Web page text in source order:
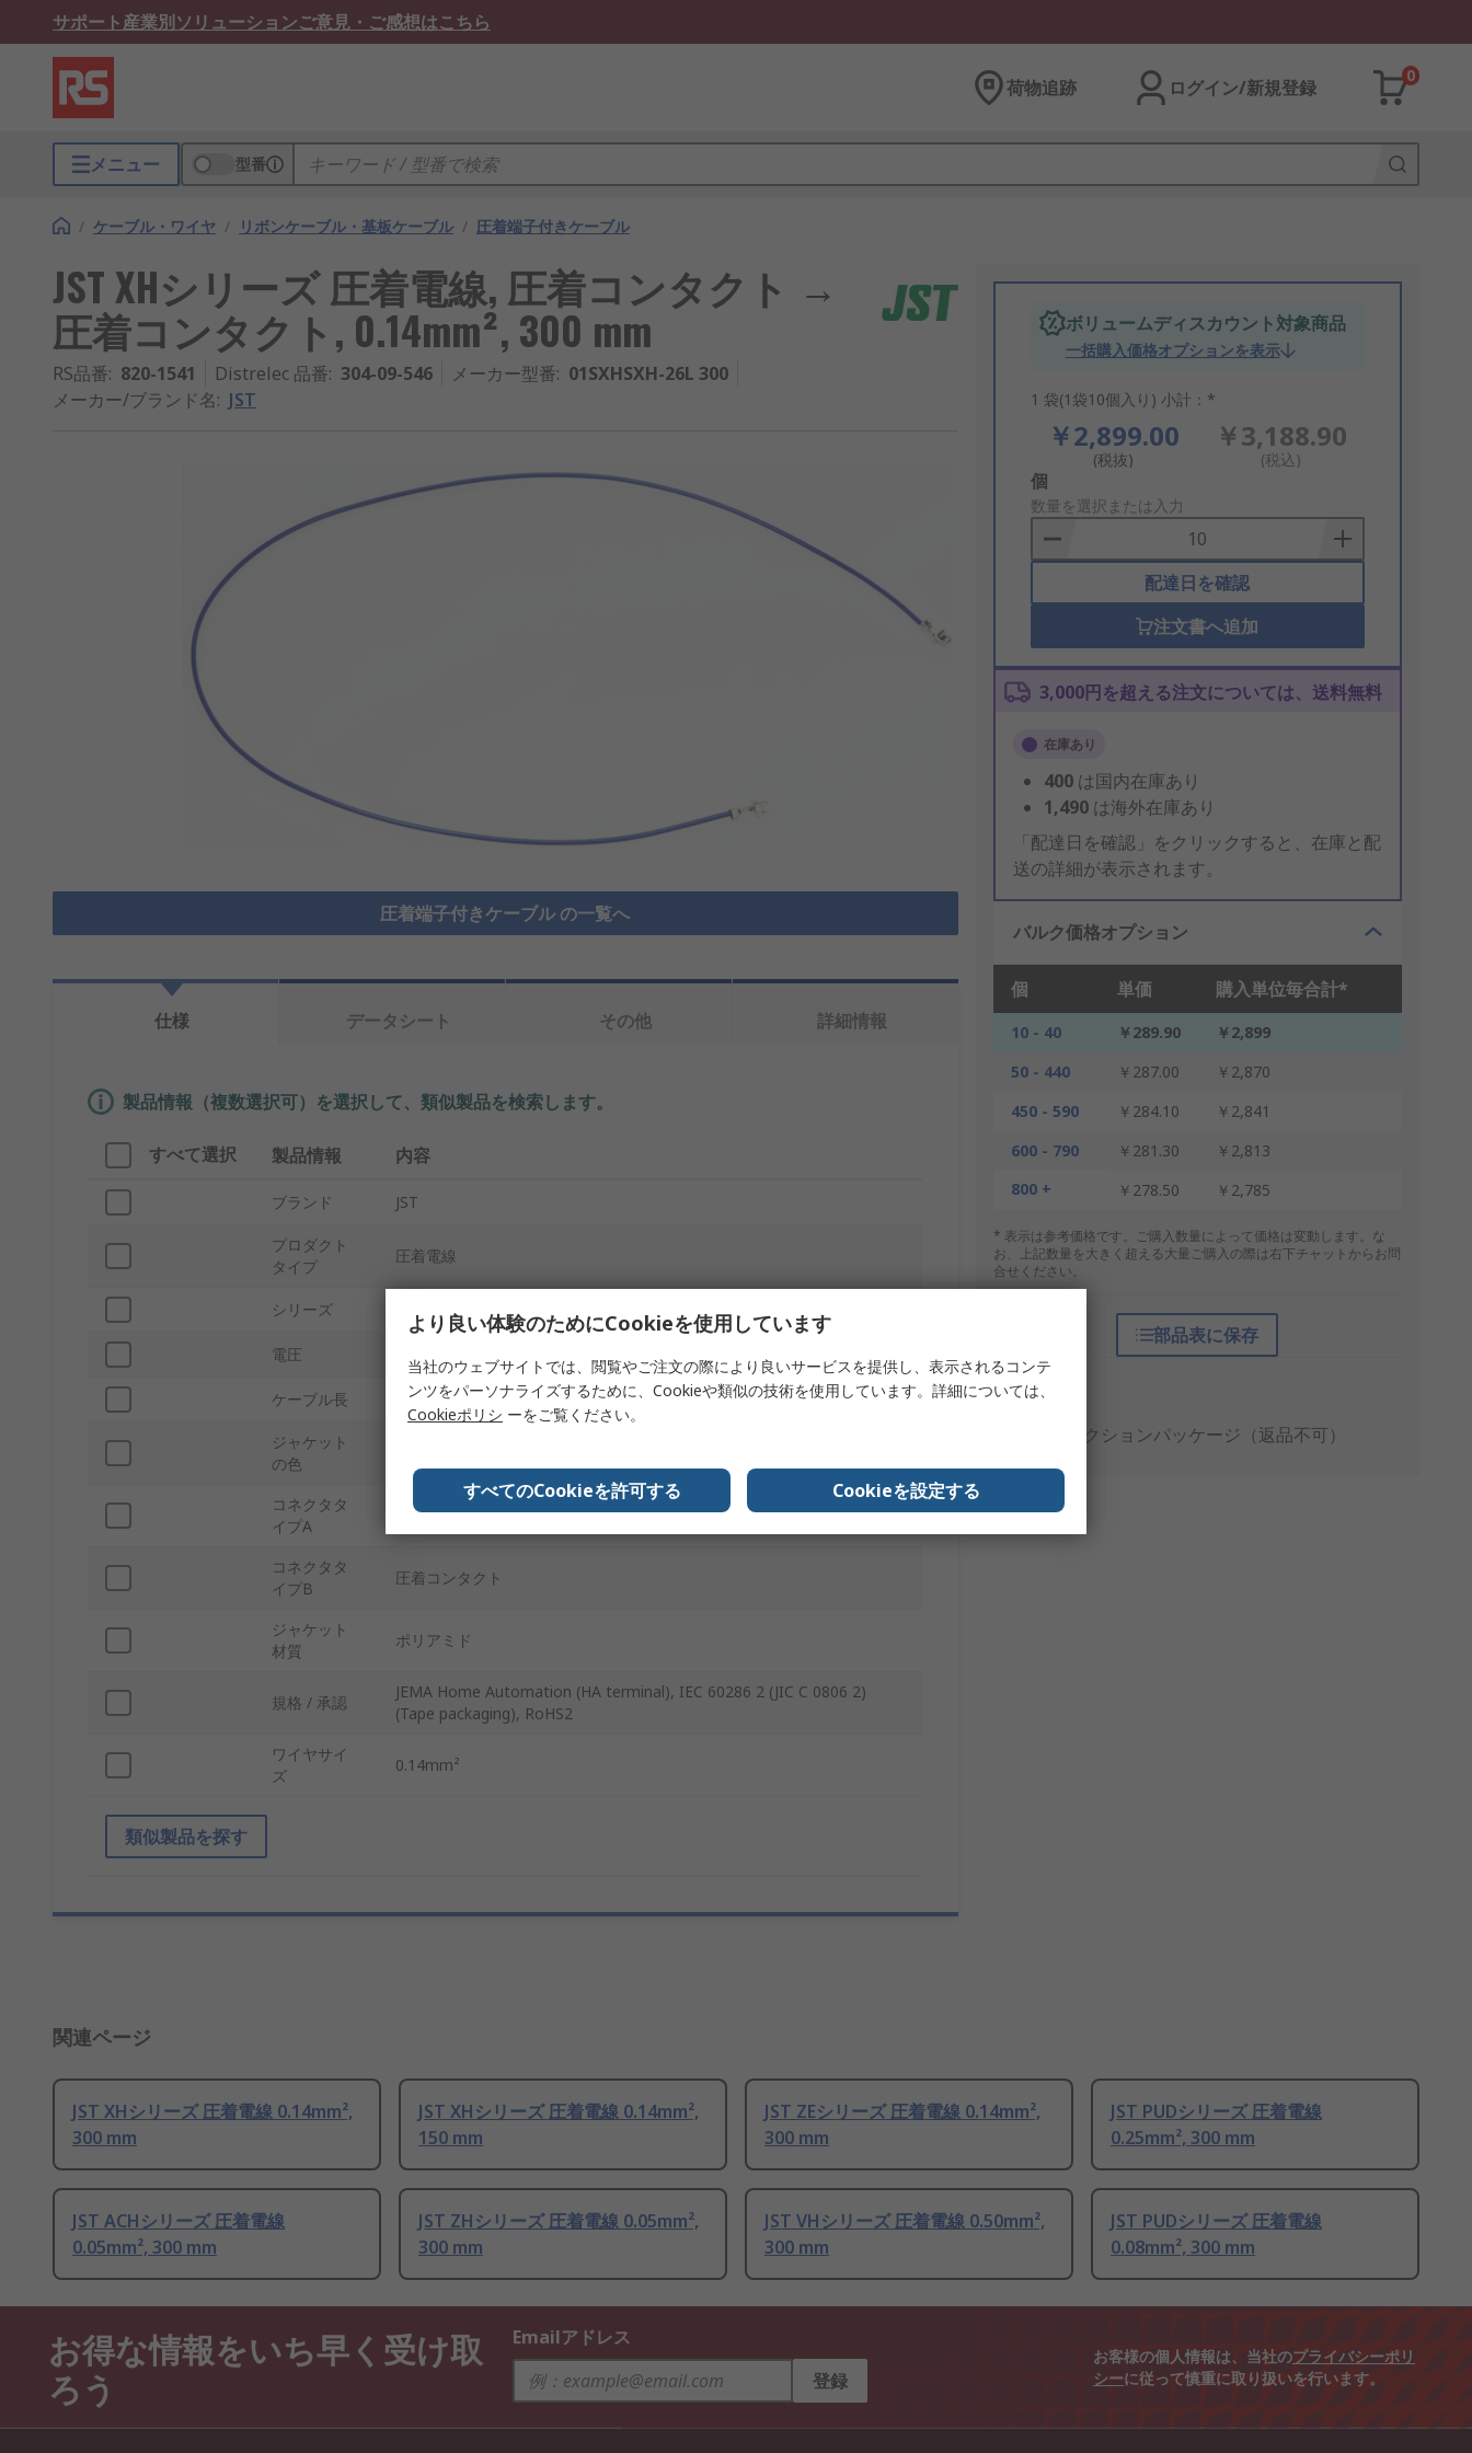
サポート産業別ソリューションご意見・ご感想はこちら
荷物追跡 ログイン/新規登録
0
メニュー 型番
/ ケーブル・ワイヤ / リボンケーブル・基板ケーブル / 圧着端子付きケーブル
JST XHシリーズ 圧着電線, 圧着コンタクト →
圧着コンタクト, 0.14mm², 300 mm
RS品番: 820-1541 Distrelec 品番: 304-09-546 メーカー型番: 01SXHSXH-26L 300
メーカー/ブランド名: JST
圧着端子付きケーブル の一覧へ
ボリュームディスカウント対象商品
一括購入価格オプションを表示
1 袋(1袋10個入り) 小計：*
￥2,899.00
(税抜)
￥3,188.90
(税込)
Add
to
Basket
個
数量を選択または入力
配達日を確認
注文書へ追加
3,000円を超える注文については、送料無料
在庫あり
400 は国内在庫あり
1,490 は海外在庫あり
「配達日を確認」をクリックすると、在庫と配
送の詳細が表示されます。
バルク価格オプション
個 単価 購入単位毎合計*
10 - 40 ￥289.90
￥2,899
50 - 440
￥287.00
￥2,870
450 - 590
￥284.10
￥2,841
600 - 790
￥281.30
￥2,813
800 +
￥278.50 ￥2,785
* 表示は参考価格です。ご購入数量によって価格は変動します。な
お、上記数量を大きく超える大量ご購入の際は右下チャットからお問
合せください。
部品表に保存
梱包形態
プロダクションパッケージ（返品不可）
仕様 データシート その他 詳細情報
製品情報（複数選択可）を選択して、類似製品を検索します。
すべて選択 製品情報 内容
ブランド JST
プロダクト
タイプ
圧着電線
シリーズ
電圧 25V
ケーブル長 300mm
ジャケット
の色
コネクタタ
イプA
圧着コンタクト
コネクタタ
イプB
圧着コンタクト
ジャケット
材質
ポリアミド
規格 / 承認
JEMA Home Automation (HA terminal), IEC 60286 2 (JIC C 0806 2)
(Tape packaging), RoHS2
ワイヤサイ
ズ
0.14mm²
類似製品を探す
関連ページ
JST XHシリーズ 圧着電線 0.14mm²,
300 mm
JST XHシリーズ 圧着電線 0.14mm²,
150 mm
JST ZEシリーズ 圧着電線 0.14mm²,
300 mm
JST PUDシリーズ 圧着電線
0.25mm², 300 mm
JST ACHシリーズ 圧着電線
0.05mm², 300 mm
JST ZHシリーズ 圧着電線 0.05mm²,
300 mm
JST VHシリーズ 圧着電線 0.50mm²,
300 mm
JST PUDシリーズ 圧着電線
0.08mm², 300 mm
お得な情報をいち早く受け取
ろう
Emailアドレス
登録
お客様の個人情報は、当社のプライバシーポリ
シーに従って慎重に取り扱いを行います。
より良い体験のためにCookieを使用しています
当社のウェブサイトでは、閲覧やご注文の際により良いサービスを提供し、表示されるコンテ
ンツをパーソナライズするために、Cookieや類似の技術を使用しています。詳細については、
Cookieポリシ ーをご覧ください。
すべてのCookieを許可する Cookieを設定する